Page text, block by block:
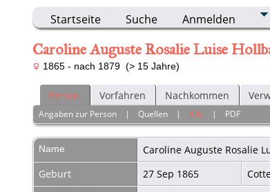
Startseite Suche Anmelden
Caroline Auguste Rosalie Luise
1865 - nach 1879 (> 15 Jahre)
Person Vorfahren Nachkommen
Angaben zur Person |Quellen |Alle | PDF
Name Caroline Auguste Rosalie
Geburt
27 Sep 1865